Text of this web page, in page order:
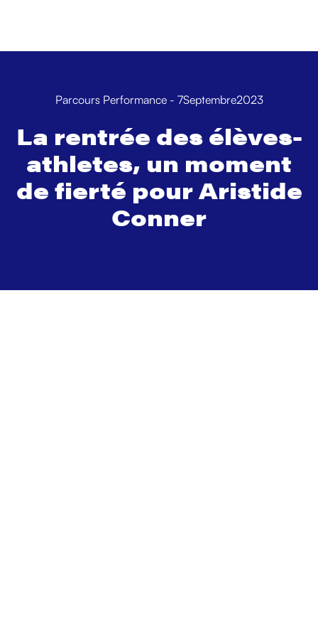
Parcours Performance - 7Septembre2023
La rentrée des élèves-
athletes, un moment
de fierté pour Aristide
Conner